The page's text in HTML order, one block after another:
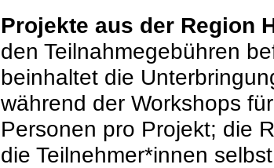
Projekte aus der Region
den Teilnahmegebühren
beinhaltet die
während der Workshops
Personen pro Projekt; die
die Teilnehmer*innen